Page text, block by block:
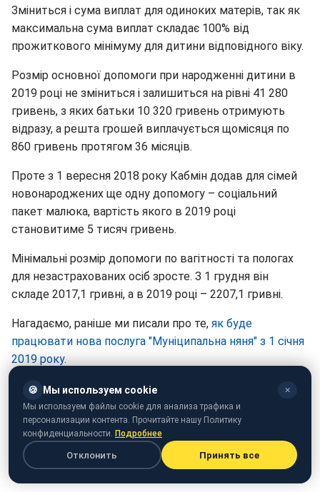
Зміниться і сума виплат для одиноких матерів, так як
максимальна сума виплат складає 100% від
прожиткового мінімуму для дитини відповідного віку.
Розмір основної допомоги при народженні дитини в
2019 році не зміниться і залишиться на рівні 41 280
гривень, з яких батьки 10 320 гривень отримують
відразу, а решта грошей виплачується щомісяця по
860 гривень протягом 36 місяців.
Проте з 1 вересня 2018 року Кабмін додав для сімей
новонароджених ще одну допомогу – соціальний
пакет малюка, вартість якого в 2019 році
становитиме 5 тисяч гривень.
Мінімальні розмір допомоги по вагітності та пологах
для незастрахованих осіб зросте. З 1 грудня він
складе 2017,1 гривні, а в 2019 році – 2207,1 гривні.
Нагадаємо, раніше ми писали про те, як буде
працювати нова послуга "Муніципальна няня" з 1 січня
2019 року.
А також ми розповідали про те,
як зміняться пенсії
українців з 1 грудня 2018 року і в 2019 році.
🍪 Мы используем cookie ✕
Мы используем файлы cookie для анализа трафика и
персонализации контента. Прочитайте нашу Политику
конфиденциальности. Подробнее
Отклонить Принять все